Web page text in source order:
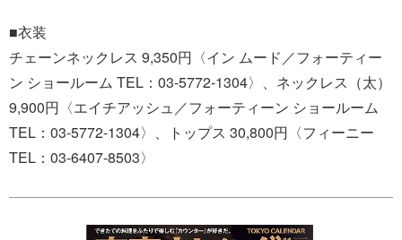
■衣装
チェーンネックレス 9,350円〈イン ムード／フォーティー
ン ショールーム TEL：03-5772-1304〉、ネックレス（太）
9,900円〈エイチアッシュ／フォーティーン ショールーム
TEL：03-5772-1304〉、トップス 30,800円〈フィーニー
TEL：03-6407-8503〉